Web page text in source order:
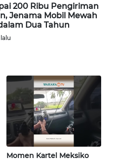
200 Ribu Pengiriman
Jenama Mobil Mewah
Dua Tahun
Momen Kartel Meksiko